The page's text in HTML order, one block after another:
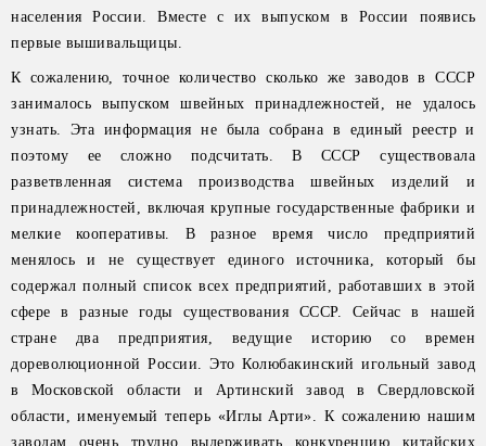
населения России. Вместе с их выпуском в России появись
первые вышивальщицы.
К сожалению, точное количество сколько же заводов в СССР
занималось выпуском швейных принадлежностей, не удалось
узнать. Эта информация не была собрана в единый реестр и
поэтому ее сложно подсчитать. В СССР существовала
разветвленная система производства швейных изделий и
принадлежностей, включая крупные государственные фабрики и
мелкие кооперативы. В разное время число предприятий
менялось и не существует единого источника, который бы
содержал полный список всех предприятий, работавших в этой
сфере в разные годы существования СССР. Сейчас в нашей
стране два предприятия, ведущие историю со времен
дореволюционной России. Это Колюбакинский игольный завод
в Московской области и Артинский завод в Свердловской
области, именуемый теперь «Иглы Арти». К сожалению нашим
заводам очень трудно выдерживать конкуренцию китайских